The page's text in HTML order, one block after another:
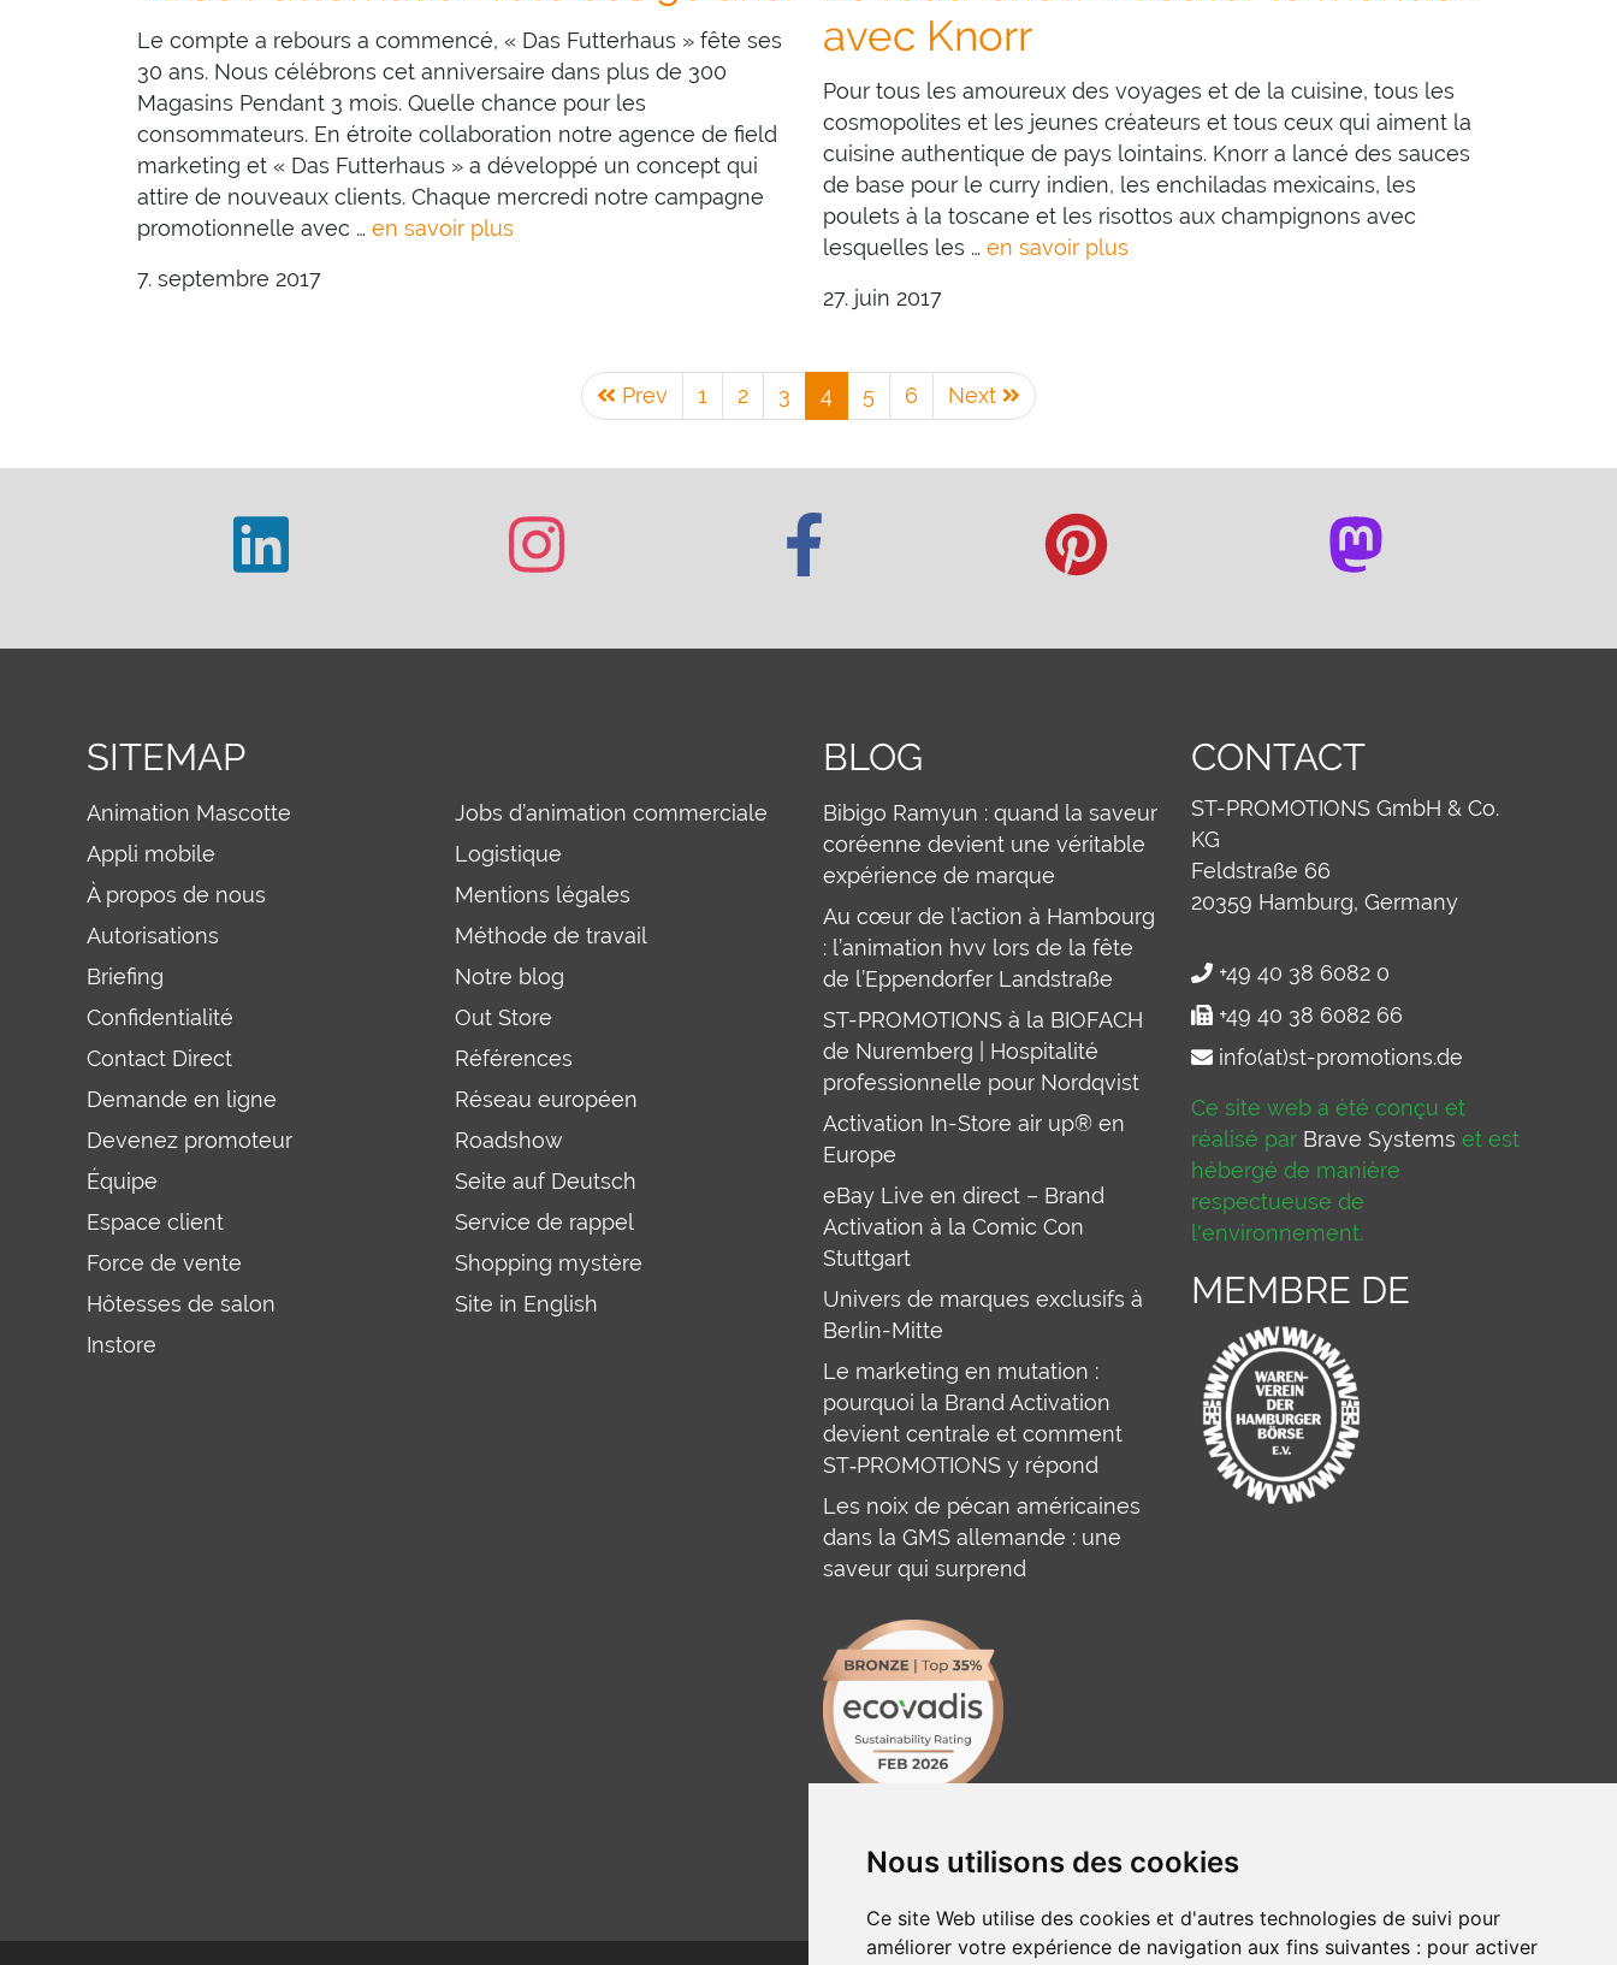
Nous utilisons des cookies
Ce site Web utilise des cookies et d'autres technologies de suivi pour
améliorer votre expérience de navigation aux fins suivantes : pour activer
Le compte a rebours a commencé, « Das Futterhaus » fête ses
30 ans. Nous célébrons cet anniversaire dans plus de 300
Magasins Pendant 3 mois. Quelle chance pour les
consommateurs. En étroite collaboration notre agence de field
marketing et « Das Futterhaus » a développé un concept qui
attire de nouveaux clients. Chaque mercredi notre campagne
promotionnelle avec … en savoir plus
7. septembre 2017
avec Knorr
Pour tous les amoureux des voyages et de la cuisine, tous les
cosmopolites et les jeunes créateurs et tous ceux qui aiment la
cuisine authentique de pays lointains. Knorr a lancé des sauces
de base pour le curry indien, les enchiladas mexicains, les
poulets à la toscane et les risottos aux champignons avec
lesquelles les … en savoir plus
27. juin 2017
Prev 1 2 3 4 5 6 Next
SITEMAP
Animation Mascotte
Appli mobile
À propos de nous
Autorisations
Briefing
Confidentialité
Contact Direct
Demande en ligne
Devenez promoteur
Équipe
Espace client
Force de vente
Hôtesses de salon
Instore
Jobs d’animation commerciale
Logistique
Mentions légales
Méthode de travail
Notre blog
Out Store
Références
Réseau européen
Roadshow
Seite auf Deutsch
Service de rappel
Shopping mystère
Site in English
BLOG
Bibigo Ramyun : quand la saveur
coréenne devient une véritable
expérience de marque
Au cœur de l’action à Hambourg
: l’animation hvv lors de la fête
de l’Eppendorfer Landstraße
ST-PROMOTIONS à la BIOFACH
de Nuremberg | Hospitalité
professionnelle pour Nordqvist
Activation In-Store air up® en
Europe
eBay Live en direct – Brand
Activation à la Comic Con
Stuttgart
Univers de marques exclusifs à
Berlin-Mitte
Le marketing en mutation :
pourquoi la Brand Activation
devient centrale et comment
ST‑PROMOTIONS y répond
Les noix de pécan américaines
dans la GMS allemande : une
saveur qui surprend
CONTACT
ST-PROMOTIONS GmbH & Co.
KG
Feldstraße 66
20359 Hamburg, Germany
+49 40 38 6082 0
+49 40 38 6082 66
info(at)st-promotions.de
Ce site web a été conçu et
réalisé par Brave Systems et est
hébergé de manière
respectueuse de
l'environnement.
MEMBRE DE